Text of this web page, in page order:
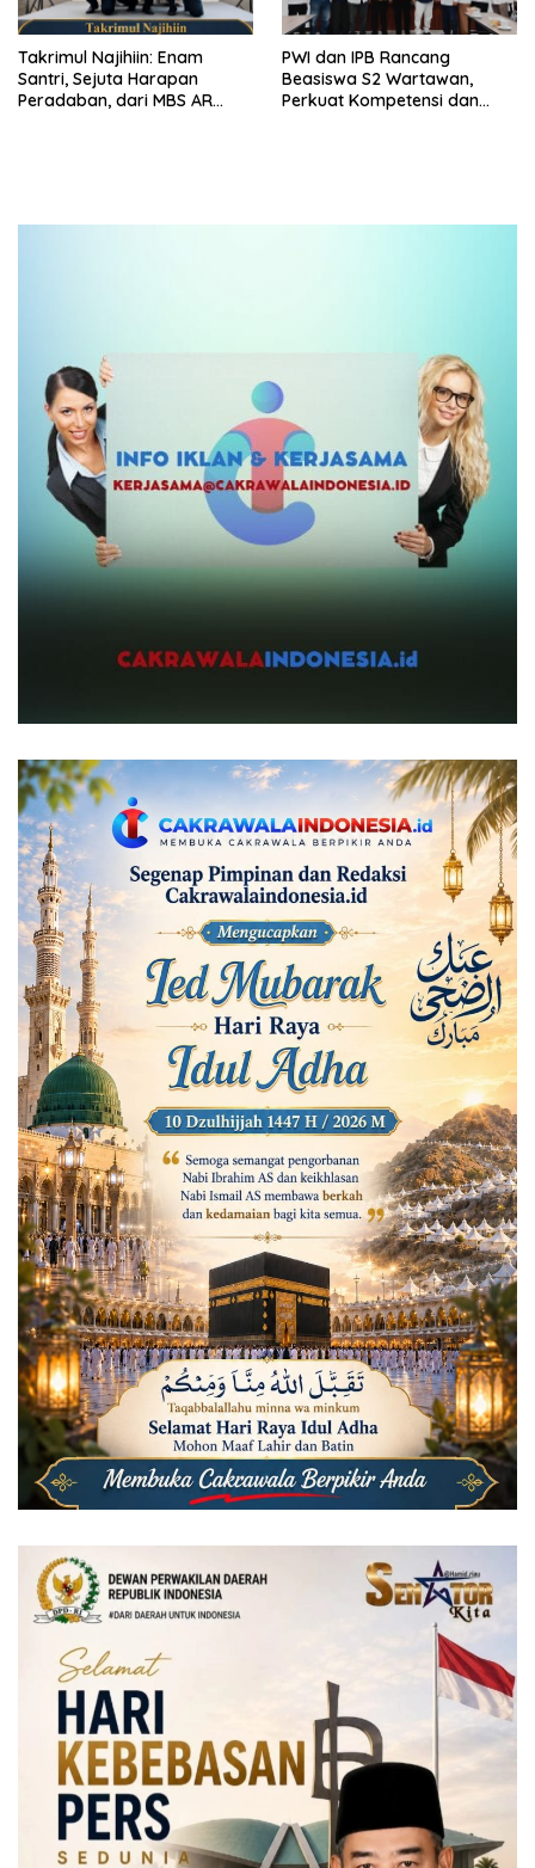
Takrimul Najihiin: Enam
Santri, Sejuta Harapan
Peradaban, dari MBS AR
PWI dan IPB Rancang
Beasiswa S2 Wartawan,
Perkuat Kompetensi dan